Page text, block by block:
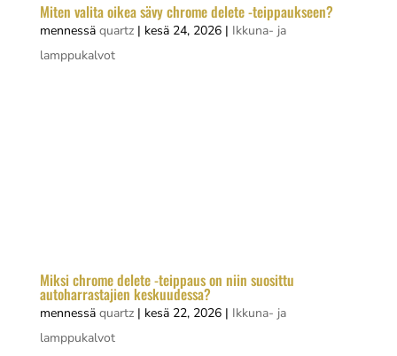
Miten valita oikea sävy chrome delete -teippaukseen?
mennessä quartz| kesä 24, 2026| Ikkuna- ja
lamppukalvot
Miksi chrome delete -teippaus on niin suosittu
autoharrastajien keskuudessa?
mennessä quartz| kesä 22, 2026| Ikkuna- ja
lamppukalvot